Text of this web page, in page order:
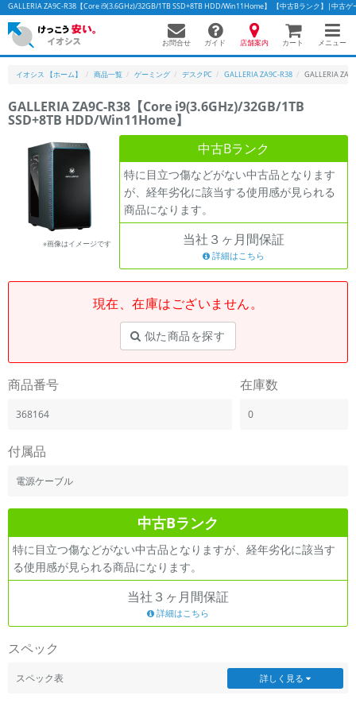
GALLERIA ZA9C-R38【Core i9(3.6GHz)/32GB/1TB SSD+8TB HDD/Win11Home】 【中古Bランク】|中古ゲ
お問合せ ガイド 店舗案内 カート メニュー
イオシス 【ホーム】 商品一覧 ゲーミング デスクPC GALLERIA ZA9C-R38 GALLERIA
GALLERIA ZA9C-R38【Core i9(3.6GHz)/32GB/1TB
SSD+8TB HDD/Win11Home】
※画像はイメージです
中古Bランク
特に目立つ傷などがない中古品となります
が、経年劣化に該当する使用感が見られる
商品になります。
当社３ヶ月間保証
詳細はこちら
現在、在庫はございません。
似た商品を探す
商品番号
368164
在庫数
0
付属品
電源ケーブル
中古Bランク
特に目立つ傷などがない中古品となりますが、経年劣化に該当す
る使用感が見られる商品になります。
当社３ヶ月間保証
詳細はこちら
スペック
スペック表 詳しく見る